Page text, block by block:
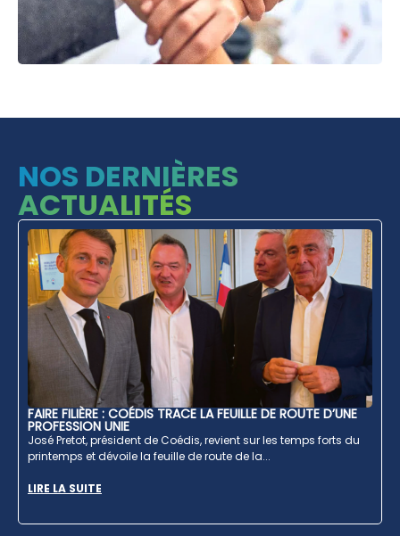
NOS DERNIÈRES
ACTUALITÉS
FAIRE FILIÈRE : COÉDIS TRACE LA FEUILLE DE ROUTE D’UNE
PROFESSION UNIE
José Pretot, président de Coédis, revient sur les temps forts du
printemps et dévoile la feuille de route de la...
LIRE LA SUITE